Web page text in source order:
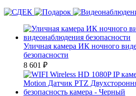
Уличная камера ИК ночного
безопасности
8 601 ₽